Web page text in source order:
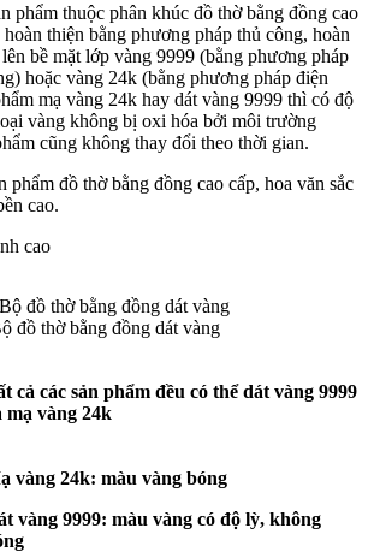
phẩm thuộc phân khúc đồ thờ bằng đồng cao
thiện bằng phương pháp thủ công, hoàn
bề mặt lớp vàng 9999 (bằng phương pháp
hoặc vàng 24k (bằng phương pháp điện
mạ vàng 24k hay dát vàng 9999 thì có độ
vàng không bị oxi hóa bởi môi trường
cũng không thay đổi theo thời gian.
phẩm đồ thờ bằng đồng cao cấp, hoa văn sắc
cao.
cao
đồ thờ bằng đồng dát vàng
cả các sản phẩm đều có thể dát vàng 9999
mạ vàng 24k
vàng 24k: màu vàng bóng
vàng 9999: màu vàng có độ lỳ, không